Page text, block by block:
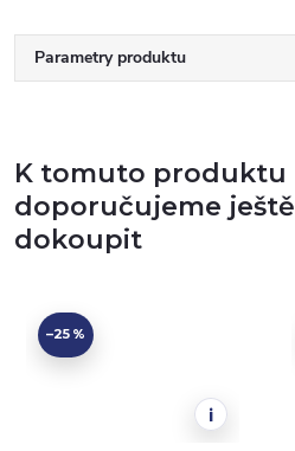
Parametry produktu
K tomuto produktu
doporučujeme ještě
dokoupit
i
–25 %